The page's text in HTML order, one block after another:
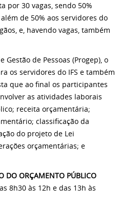
por 30 vagas, sendo 50%
de 50% aos servidores do
e, havendo vagas, também
de Pessoas (Progep), o
os servidores do IFS e também
que ao final os participantes
as atividades laborais
receita orçamentária;
classificação da
do projeto de Lei
orçamentárias; e
DO ORÇAMENTO PÚBLICO
8h30 às 12h e das 13h às